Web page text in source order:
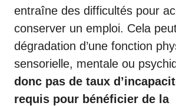
entraîne des difficultés pour
conserver un emploi. Cela
dégradation d’une fonction
sensorielle, mentale ou
donc pas de taux
requis pour bénéficier de la